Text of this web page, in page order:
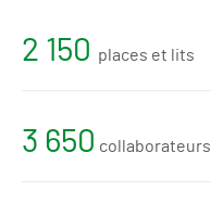
2 150 places et lits
3 650 collaborateurs